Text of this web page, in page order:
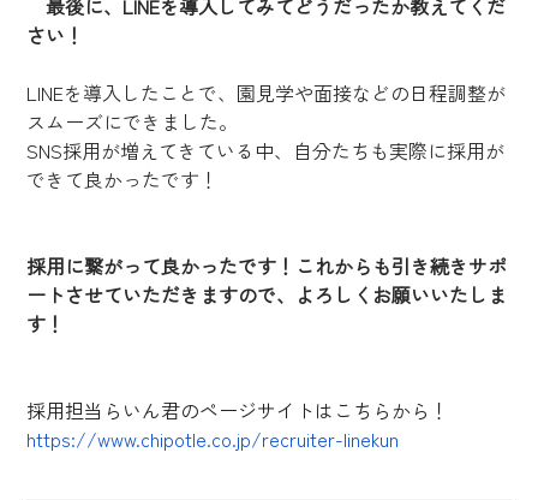
最後に、LINEを導入してみてどうだったか教えてくだ
さい！
LINEを導入したことで、園見学や面接などの日程調整が
スムーズにできました。
SNS採用が増えてきている中、自分たちも実際に採用が
できて良かったです！
採用に繋がって良かったです！これからも引き続きサポ
ートさせていただきますので、よろしくお願いいたしま
す！
採用担当らいん君のページサイトはこちらから！
https://www.chipotle.co.jp/recruiter-linekun